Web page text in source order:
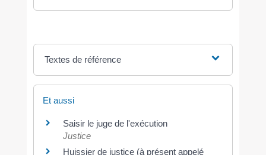
Textes de référence
Et aussi
Saisir le juge de l'exécution
Justice
Huissier de justice (à présent appelé